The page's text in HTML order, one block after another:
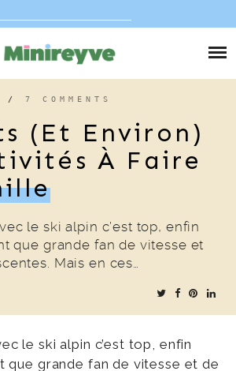
/ 7 COMMENTS
(et Environ)
À Faire
le ski alpin c’est top, enfin
que grande fan de vitesse et
Mais en ces…
le ski alpin c’est top, enfin
que grande fan de vitesse et de